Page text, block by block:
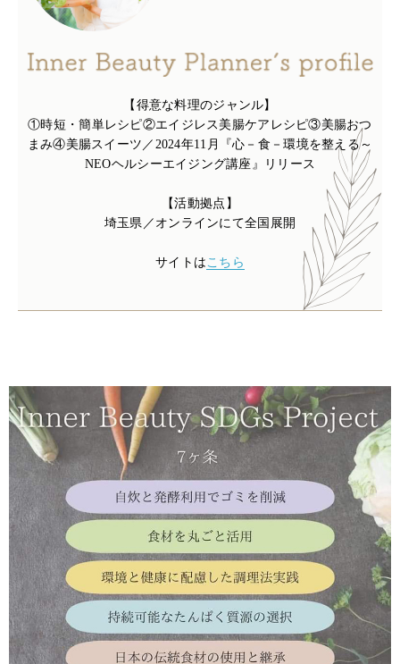
【得意な料理のジャンル】
①時短・簡単レシピ②エイジレス美腸ケアレシピ③美腸おつ
まみ④美腸スイーツ／2024年11月『心－食－環境を整える～
NEOヘルシーエイジング講座』リリース
【活動拠点】
埼玉県／オンラインにて全国展開
サイトはこちら